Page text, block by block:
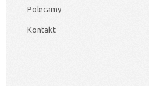
Polecamy
Kontakt